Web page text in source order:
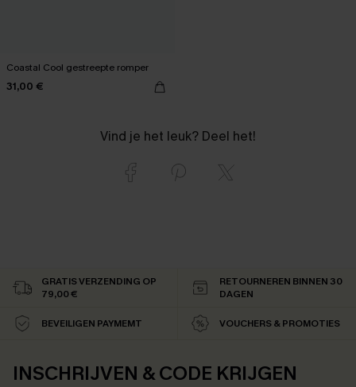
Coastal Cool gestreepte romper
31,00 €
Vind je het leuk? Deel het!
GRATIS VERZENDING OP
79,00 €
RETOURNEREN BINNEN 30
DAGEN
BEVEILIGEN PAYMEMT VOUCHERS & PROMOTIES
INSCHRIJVEN & CODE KRIJGEN